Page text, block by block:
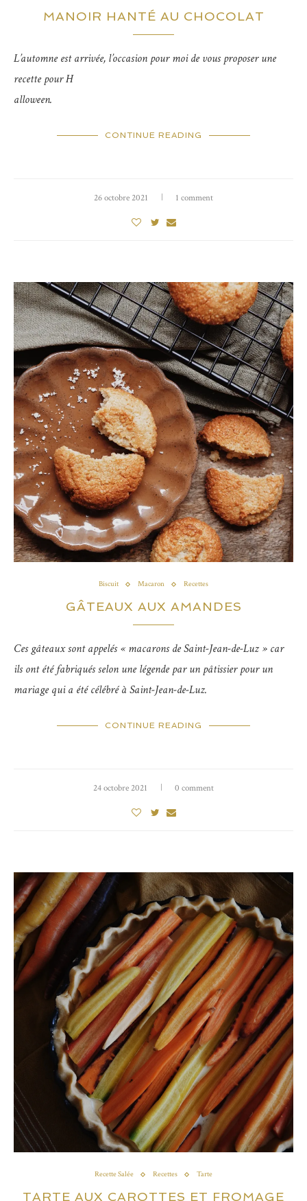
MANOIR HANTÉ AU CHOCOLAT
L’automne est arrivée, l’occasion pour moi de vous proposer une
recette pour H
alloween.
CONTINUE READING
26 octobre 2021 1 comment
Biscuit Macaron Recettes
GÂTEAUX AUX AMANDES
Ces gâteaux sont appelés « macarons de Saint-Jean-de-Luz » car
ils ont été fabriqués selon une légende par un pâtissier pour un
mariage qui a été célébré à Saint-Jean-de-Luz.
CONTINUE READING
24 octobre 2021 0 comment
Recette Salée Recettes Tarte
TARTE AUX CAROTTES ET FROMAGE